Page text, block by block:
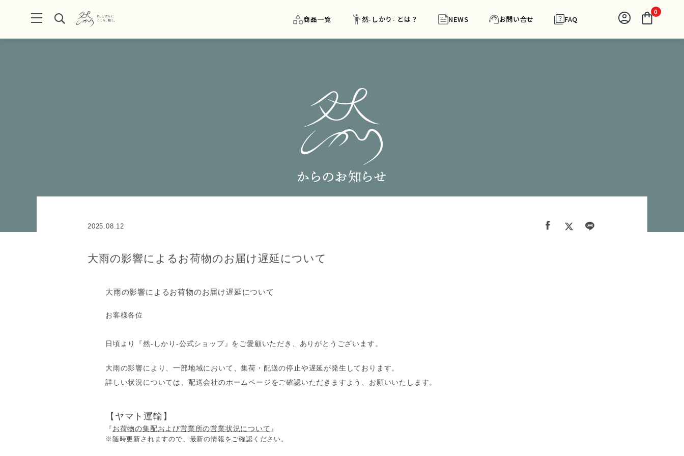
商品一覧 然-しかり- とは？ NEWS お問い合せ FAQ
0
2025.08.12
大雨の影響によるお荷物のお届け遅延について
大雨の影響によるお荷物のお届け遅延について
お客様各位
日頃より『然-しかり-公式ショップ』をご愛顧いただき、ありがとうございます。
大雨の影響により、一部地域において、集荷・配送の停止や遅延が発生しております。
詳しい状況については、配送会社のホームページをご確認いただきますよう、お願いいたします。
【ヤマト運輸】
『 お荷物の集配および営業所の営業状況について 』
※随時更新されますので、最新の情報をご確認ください。